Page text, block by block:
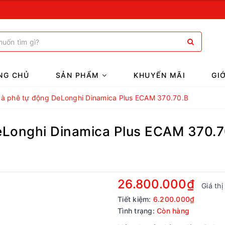
CHỦ SẢN PHẨM KHUYẾN MÃI
phê tự động DeLonghi Dinamica Plus ECAM 370.70.B
Dinamica Plus ECAM
26.800.000₫
Giá
Tiết kiệm: 6.200.000₫
Tình trạng: Còn hàng